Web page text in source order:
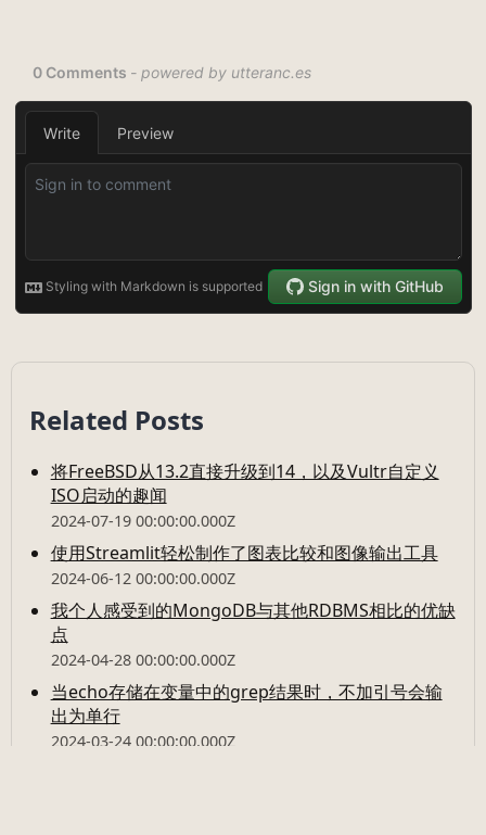
Related Posts
将FreeBSD从13.2直接升级到14，以及Vultr自定义
ISO启动的趣闻
2024-07-19 00:00:00.000Z
使用Streamlit轻松制作了图表比较和图像输出工具
2024-06-12 00:00:00.000Z
我个人感受到的MongoDB与其他RDBMS相比的优缺
点
2024-04-28 00:00:00.000Z
当echo存储在变量中的grep结果时，不加引号会输
出为单行
2024-03-24 00:00:00.000Z